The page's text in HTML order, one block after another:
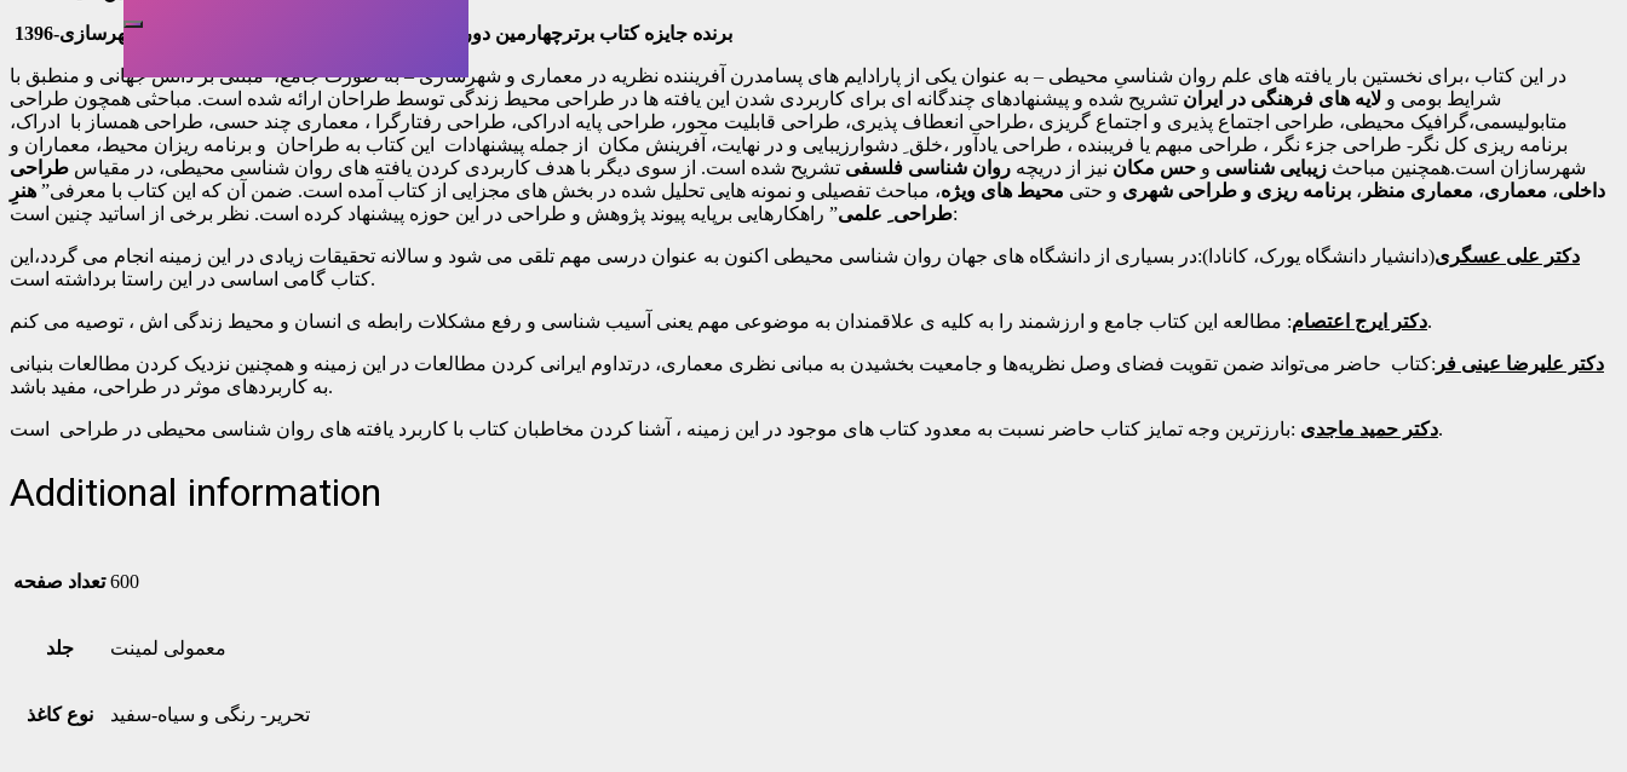
برنده جایزه کتاب برترچهارمین دوره دوسالانه کتاب های تخصصی معماری و شهرسازی-1396
در این کتاب ،برای نخستین بار یافته های علم روان شناسیِ محیطی – به عنوان یکی از پارادایم های پسامدرن آفریننده نظریه در معماری و شهرسازی – به صورت جامع، مبتنی بر دانش جهانی و منطبق با
شرایط بومی و لایه های فرهنگی در ایران تشریح شده و پیشنهادهای چندگانه ای برای کاربردی شدن این یافته ها در طراحی محیط زندگی توسط طراحان ارائه شده است. مباحثی همچون طراحی
متابولیسمی،گرافیک محیطی، طراحی اجتماع پذیری و اجتماع گریزی ،طراحی انعطاف پذیری، طراحی قابلیت محور، طراحی پایه ادراکی، طراحی رفتارگرا ، معماری چند حسی، طراحی همساز با ادراک،
برنامه ریزی کل نگر- طراحی جزء نگر ، طراحی مبهم یا فریبنده ، طراحی یادآور ،خلق ِ دشوارزیبایی و در نهایت، آفرینش مکان از جمله پیشنهادات این کتاب به طراحان و برنامه ریزان محیط، معماران و
شهرسازان است.همچنین مباحث زیبایی شناسی و حس مکان نیز از دریچه روان شناسی فلسفی تشریح شده است. از سوی دیگر با هدف کاربردی کردن یافته های روان شناسی محیطی، در مقیاس طراحی
داخلی، معماری، معماری منظر ، برنامه ریزی و طراحی شهری و حتی محیط های ویژه، مباحث تفصیلی و نمونه هایی تحلیل شده در بخش های مجزایی از کتاب آمده است. ضمن آن که این کتاب با معرفی” هنرِ
طراحی ِ علمی” راهکارهایی برپایه پیوند پژوهش و طراحی در این حوزه پیشنهاد کرده است. نظر برخی از اساتید چنین است:
دکتر علی عسگری(دانشیار دانشگاه یورک، کانادا):در بسیاری از دانشگاه های جهان روان شناسی محیطی اکنون به عنوان درسی مهم تلقی می شود و سالانه تحقیقات زیادی در این زمینه انجام می گردد،این
کتاب گامی اساسی در این راستا برداشته است.
دکتر ایرج اعتصام: مطالعه این کتاب جامع و ارزشمند را به کلیه ی علاقمندان به موضوعی مهم یعنی آسیب شناسی و رفع مشکلات رابطه ی انسان و محیط زندگی اش ، توصیه می کنم.
دکتر علیرضا عینی فر :کتاب حاضر می‌تواند ضمن تقویت فضای وصل نظریه‌ها و جامعیت بخشیدن به مبانی نظری معماری، درتداوم ایرانی کردن مطالعات در این زمینه و همچنین نزدیک کردن مطالعات بنیانی
به کاربردهای موثر در طراحی، مفید باشد.
دکتر حمید ماجدی:بارزترین وجه تمایز کتاب حاضر نسبت به معدود کتاب های موجود در این زمینه ، آشنا کردن مخاطبان کتاب با کاربرد یافته های روان شناسی محیطی در طراحی است.
Additional information
تعداد صفحه 600
جلد معمولی لمینت
نوع کاغذ تحریر- رنگی و سیاه-سفید